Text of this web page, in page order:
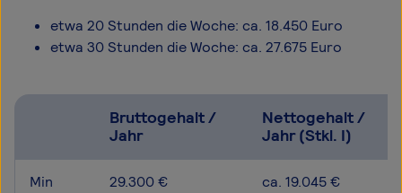
etwa 20 Stunden die Woche: ca. 18.450 Euro
etwa 30 Stunden die Woche: ca. 27.675 Euro
Bruttogehalt /
Jahr
Nettogehalt /
Jahr (Stkl. I)
Min 29.300 € ca. 19.045 €